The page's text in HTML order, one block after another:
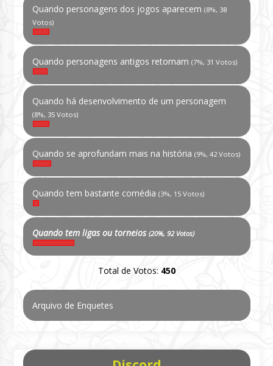
Quando personagens dos jogos aparecem (8%, 38
Votos)
Quando personagens antigos retornam (7%, 31 Votos)
Quando há desenvolvimento de um personagem
(8%, 35 Votos)
Quando se aprofundam mais na história (9%, 42 Votos)
Quando tem bastante comédia (3%, 15 Votos)
Quando tem ligas ou torneios (20%, 92 Votos)
Total de Votos: 450
Arquivo de Enquetes